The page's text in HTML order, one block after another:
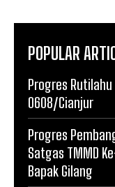
POPULAR
Progres Rutilahu
0608/Cianjur
Progres
Satgas TMMD
Bapak Gilang